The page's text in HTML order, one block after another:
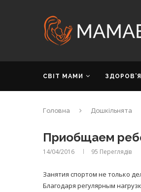
СВІТ МАМИ ЗДОРОВ’Я
Головна Дошкільнята
Приобщаем
14/04/2016 95 Переглядів
Занятия спортом не только
Благодаря регулярным